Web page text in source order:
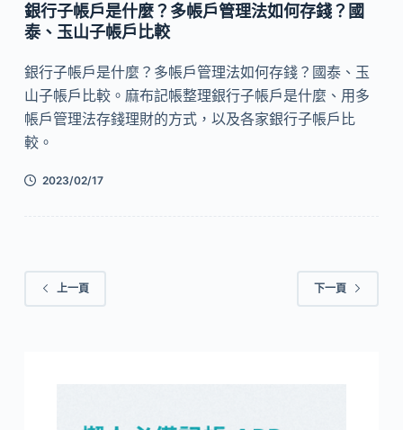
銀行子帳戶是什麼？多帳戶管理法如何存錢？國
泰、玉山子帳戶比較
銀行子帳戶是什麼？多帳戶管理法如何存錢？國泰、玉
山子帳戶比較。麻布記帳整理銀行子帳戶是什麼、用多
帳戶管理法存錢理財的方式，以及各家銀行子帳戶比
較。
2023/02/17
上一頁 下一頁